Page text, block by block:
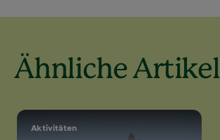
Ähnliche Artikel
Aktivitäten